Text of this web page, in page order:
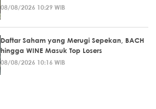
08/08/2026 10:29 WIB
Daftar Saham yang Merugi Sepekan, BACH
hingga WINE Masuk Top Losers
08/08/2026 10:16 WIB